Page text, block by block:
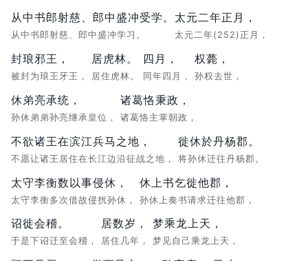
从中书郎射慈、郎中盛冲受学。
从中书郎射慈、郎中盛冲学习。
太元二年正月，
太元二年(252)正月，
封琅邪王，
被封为琅王牙王，
居虎林。
居住虎林。
四月，
同年四月，
权薨，
孙权去世，
休弟亮承统，
孙休弟弟孙亮继承皇位，
诸葛恪秉政，
诸葛恪主掌朝政，
不欲诸王在滨江兵马之地，
不愿让诸王居住在长江边沿征战之地，
徙休於丹杨郡。
将孙休迁往丹杨郡。
太守李衡数以事侵休，
太守李衡多次借故侵扰孙休，
休上书乞徙他郡，
孙休上奏书请求迁往他郡，
诏徙会稽。
于是下诏迁至会稽，
居数岁，
居住几年，
梦乘龙上天，
梦见自己乘龙上天，